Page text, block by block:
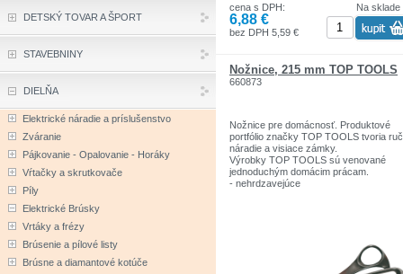
Na sklade
cena s DPH:
6,88 €
bez DPH 5,59 €
Nožnice, 215 mm TOP TOOLS
660873
Nožnice pre domácnosť. Produktové
portfólio značky TOP TOOLS tvoria
náradie a visiace zámky.
Výrobky TOP TOOLS sú venované
jednoduchým domácim prácam.
- nehrdzavejúce
DETSKÝ TOVAR A ŠPORT
STAVEBNINY
DIELŇA
Elektrické náradie a príslušenstvo
Zváranie
Pájkovanie - Opalovanie - Horáky
Vŕtačky a skrutkovače
Píly
Elektrické Brúsky
Vrtáky a frézy
Brúsenie a pílové listy
Brúsne a diamantové kotúče